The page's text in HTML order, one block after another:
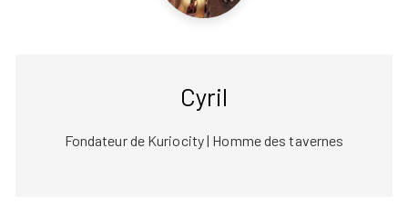
Cyril
Fondateur de Kuriocity | Homme des tavernes